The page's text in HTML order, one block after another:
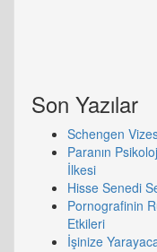
Son Yazılar
Schengen
Paranın
İlkesi
Hisse Senedi
Pornografinin
Etkileri
İşinize